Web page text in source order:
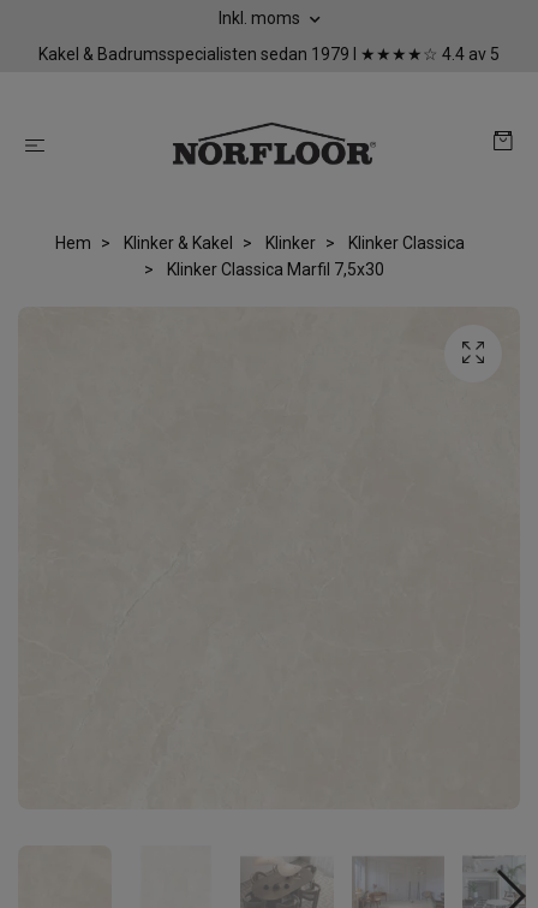
Inkl. moms
Kakel & Badrumsspecialisten sedan 1979 I ★★★★☆ 4.4 av 5
Hem Klinker & Kakel Klinker
Klinker Classica
Klinker Classica Marfil 7,5x30